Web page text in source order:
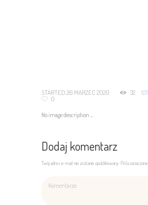
STARTED 26 MARZEC 2020 32
0
No image description ...
Dodaj komentarz
Twój adres e-mail nie zostanie opublikowany. Pola